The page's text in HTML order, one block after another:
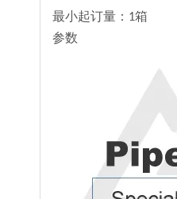
最小起订量：1箱
参数